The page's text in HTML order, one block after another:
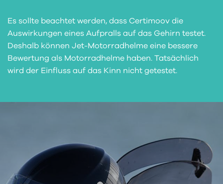
Es sollte beachtet werden, dass Certimoov die
Auswirkungen eines Aufpralls auf das Gehirn testet.
Deshalb können Jet-Motorradhelme eine bessere
Bewertung als Motorradhelme haben. Tatsächlich
wird der Einfluss auf das Kinn nicht getestet.